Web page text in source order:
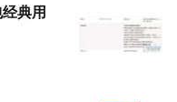
典用